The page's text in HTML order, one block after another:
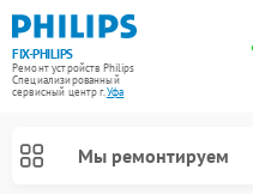
FIX-PHILIPS
Ремонт устройств Philips
Специализированный
cервисный центр г.Уфа
Мы ремонтируем